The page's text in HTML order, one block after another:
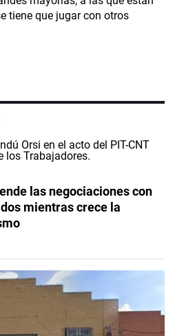
tiene que jugar con otros
las negociaciones con
mientras crece la